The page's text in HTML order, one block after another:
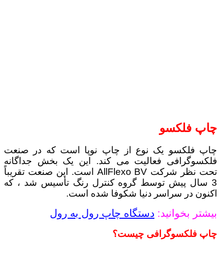
چاپ فلکسو
چاپ فلکسو یک نوع از چاپ نوپا است که در صنعت
فلکسوگرافی فعالیت می کند. این یک بخش جداگانه
تحت نظر شرکت AllFlexo BV است. این صنعت تقریباً
3 سال پیش توسط گروه کنترل رنگ تأسیس شد ، که
اکنون در سراسر دنیا شکوفا شده است.
بیشتر بخوانید: دستگاه چاپ رول به رول
چاپ فلکسوگرافی چیست؟